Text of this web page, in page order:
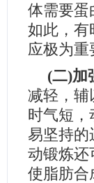
体需要蛋
如此，有
应极为重
(二)加
减轻，辅
时气短，
易坚持的
动锻炼还
使脂肪合